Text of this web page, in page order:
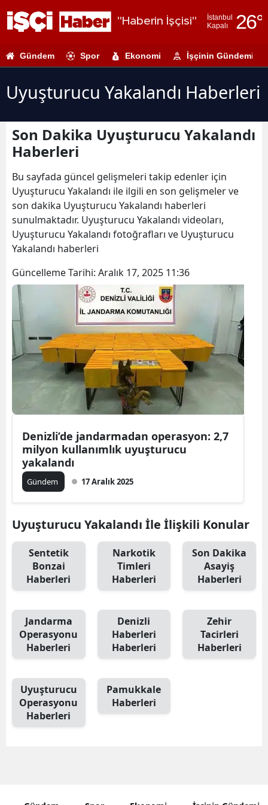
"Haberin İşçisi"
İstanbul
Kapalı
26°
Adıyaman
Amasya
Antalya
Aydın
Bingöl
Bitlis
Bolu
Burdur
Denizli
Diyarbakır
Edirne
Elazığ
Erzurum
Eskişehir
Gündem Spor Ekonomi İşçinin Gündemi
Uyuşturucu Yakalandı Haberleri
Son Dakika Uyuşturucu Yakalandı
Haberleri
Bu sayfada güncel gelişmeleri takip edenler için
Uyuşturucu Yakalandı ile ilgili en son gelişmeler ve
son dakika Uyuşturucu Yakalandı haberleri
sunulmaktadır. Uyuşturucu Yakalandı videoları,
Uyuşturucu Yakalandı fotoğrafları ve Uyuşturucu
Yakalandı haberleri
Güncelleme Tarihi: Aralık 17, 2025 11:36
Denizli’de jandarmadan operasyon: 2,7
milyon kullanımlık uyuşturucu
yakalandı
Gündem 17 Aralık 2025
Uyuşturucu Yakalandı İle İlişkili Konular
Sentetik
Bonzai
Haberleri
Narkotik
Timleri
Haberleri
Son Dakika
Asayiş
Haberleri
Jandarma
Operasyonu
Haberleri
Denizli
Haberleri
Haberleri
Zehir
Tacirleri
Haberleri
Uyuşturucu
Operasyonu
Haberleri
Pamukkale
Haberleri